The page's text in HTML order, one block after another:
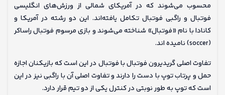
محسوب می‌شوند که در آمریکای شمالی از ورزش‌های انگلیسی
فوتبال و راگبی فوتبال تکامل یافته‌اند. این دو رشته در آمریکا و
کانادا با نام «فوتبال» شناخته می‌شوند و بازی مرسوم فوتبال راساکر
(soccer) نامیده اند.
تفاوت اصلی گریدیرون فوتبال با فوتبال در این است که بازیکنان اجازه
حمل و پرتاب توپ با دست را دارند و تفاوت اصلی آن با راگبی نیز در این
است که توپ به طور نوبتی در کنترل یکی از دو تیم قرار دارد.